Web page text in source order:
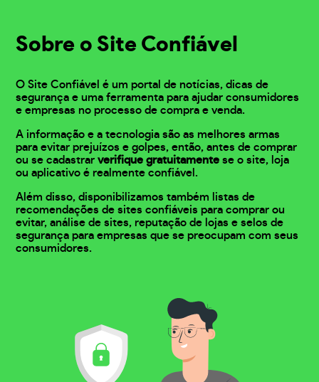
Sobre o Site Confiável
O Site Confiável é um portal de notícias, dicas de
segurança e uma ferramenta para ajudar consumidores
e empresas no processo de compra e venda.
A informação e a tecnologia são as melhores armas
para evitar prejuízos e golpes, então, antes de comprar
ou se cadastrarverifique gratuitamente se o site, loja
ou aplicativo é realmente confiável.
Além disso, disponibilizamos também listas de
recomendações de sites confiáveis para comprar ou
evitar, análise de sites, reputação de lojas e selos de
segurança para empresas que se preocupam com seus
consumidores.